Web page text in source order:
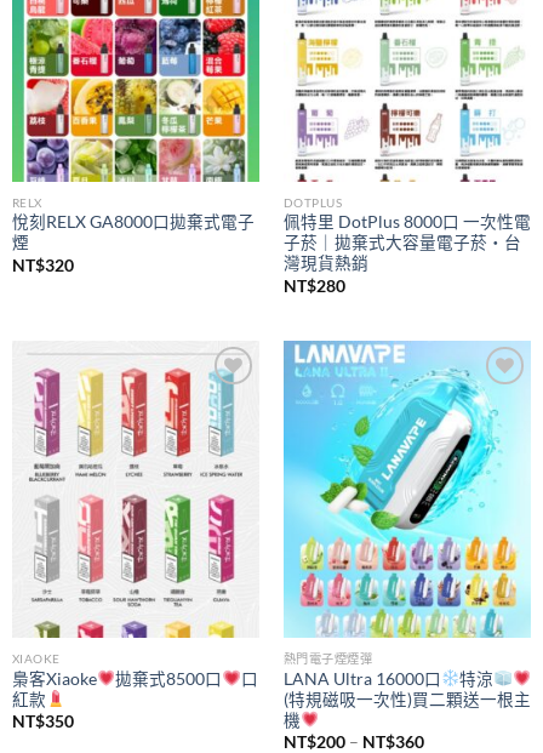
RELX
悅刻RELX GA8000口拋棄式電子
煙
NT$320
DOTPLUS
佩特里 DotPlus 8000口 一次性電
子菸｜拋棄式大容量電子菸・台
灣現貨熱銷
NT$280
Add to
wishlist
XIAOKE
梟客Xiaoke 拋棄式8500口
口
紅款
NT$350
Add to
wishlist
熱門電子煙煙彈
LANA Ultra 16000口
特涼
(特規磁吸一次性)買二顆送一根主
機
NT$200 – NT$360價